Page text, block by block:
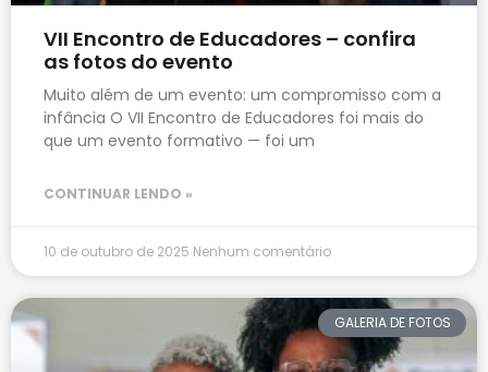
VII Encontro de Educadores – confira
as fotos do evento
Muito além de um evento: um compromisso com a
infância O VII Encontro de Educadores foi mais do
que um evento formativo — foi um
CONTINUAR LENDO »
10 de outubro de 2025 Nenhum comentário
GALERIA DE FOTOS